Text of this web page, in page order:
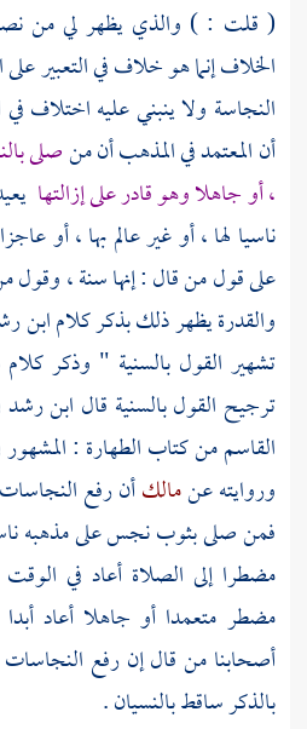
( قلت : ) والذي يظهر لي من
الخلاف إنما هو خلاف في التعبير
النجاسة ولا ينبني عليه اختلاف
أن المعتمد في المذهب أن منصلى
، أو جاهلا وهو قادر على إزالتها
ناسيا لها ، أو غير عالم بها ، أو
على قول من قال : إنها سنة ، وقول
والقدرة يظهر ذلك بذكر كلامابن
تشهير القول بالسنية " وذكر
ترجيح القول بالسنية قال ابن رشد
القاسممن كتاب الطهارة :
وروايته عنمالكأن رفع
فمن صلى بثوب نجس على مذهبه
مضطرا إلى الصلاة أعاد في
مضطر متعمدا أو جاهلا أعاد
أصحابنا من قال إن رفع
بالذكر ساقط بالنسيان .